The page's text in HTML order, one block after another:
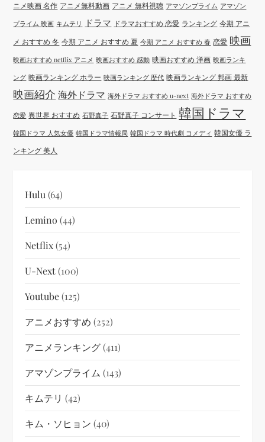
ニメ映画 名作 アニメ無料動画 アニメ 無料視聴 アマゾンプライム アマゾン
プライム 映画 キムテリ ドラマ ドラマおすすめ 恋愛 ランキング 今期 アニ
メ おすすめ 冬 今期 アニメ おすすめ 夏 今期 アニメ おすすめ 春 恋愛 映画
映画おすすめ netflix アニメ 映画おすすめ 感動 映画おすすめ 洋画 映画ランキ
ング 映画ランキング ホラー 映画ランキング 歴代 映画ランキング 邦画 最新
映画紹介 海外ドラマ 海外ドラマ おすすめ u-next 海外ドラマ おすすめ
恋愛 異世界 おすすめ 石野真子 石野真子 コンサート 韓国ドラマ
韓国ドラマ 人気女優 韓国ドラマ情報局 韓国ドラマ 時代劇 コメディ 韓国女優 ラ
ンキング 美人
Hulu (64)
Lemino (44)
Netflix(54)
U-Next(100)
Youtube(125)
アニメおすすめ (252)
アニメランキング(411)
アマゾンプライム (143)
キムテリ (42)
キム・ソヒョン (40)